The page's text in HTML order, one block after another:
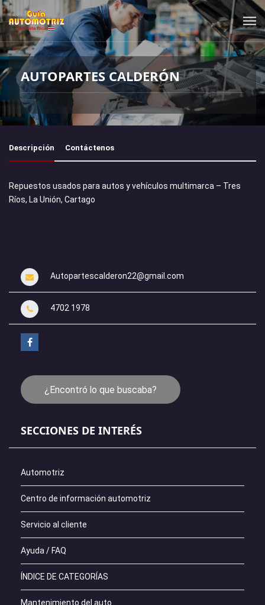
AUTOPARTES CALDERÓN
Descripción Contáctenos
Repuestos usados para autos y vehículos multimarca – Tres
Ríos, La Unión, Cartago
Autopartescalderon22@gmail.com
4702 1978
¿Encontró lo que buscaba?
SECCIONES DE INTERÉS
Automotriz
Centro de información automotriz
Servicio al cliente
Ayuda / FAQ
ÍNDICE DE CATEGORÍAS
Mantenimiento del auto